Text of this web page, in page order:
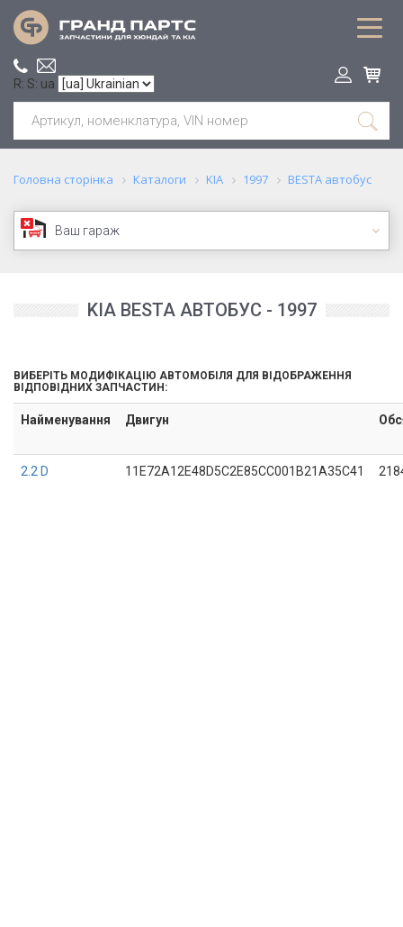
R: S: ua
Головна сторінка Каталоги KIA 1997 BESTA автобус
Ваш гараж
KIA BESTA АВТОБУС - 1997
ВИБЕРІТЬ МОДИФІКАЦІЮ АВТОМОБІЛЯ ДЛЯ ВІДОБРАЖЕННЯ
ВІДПОВІДНИХ ЗАПЧАСТИН:
Найменування Двигун
2.2 D 11E72A12E48D5C2E85CC001B21A35C41